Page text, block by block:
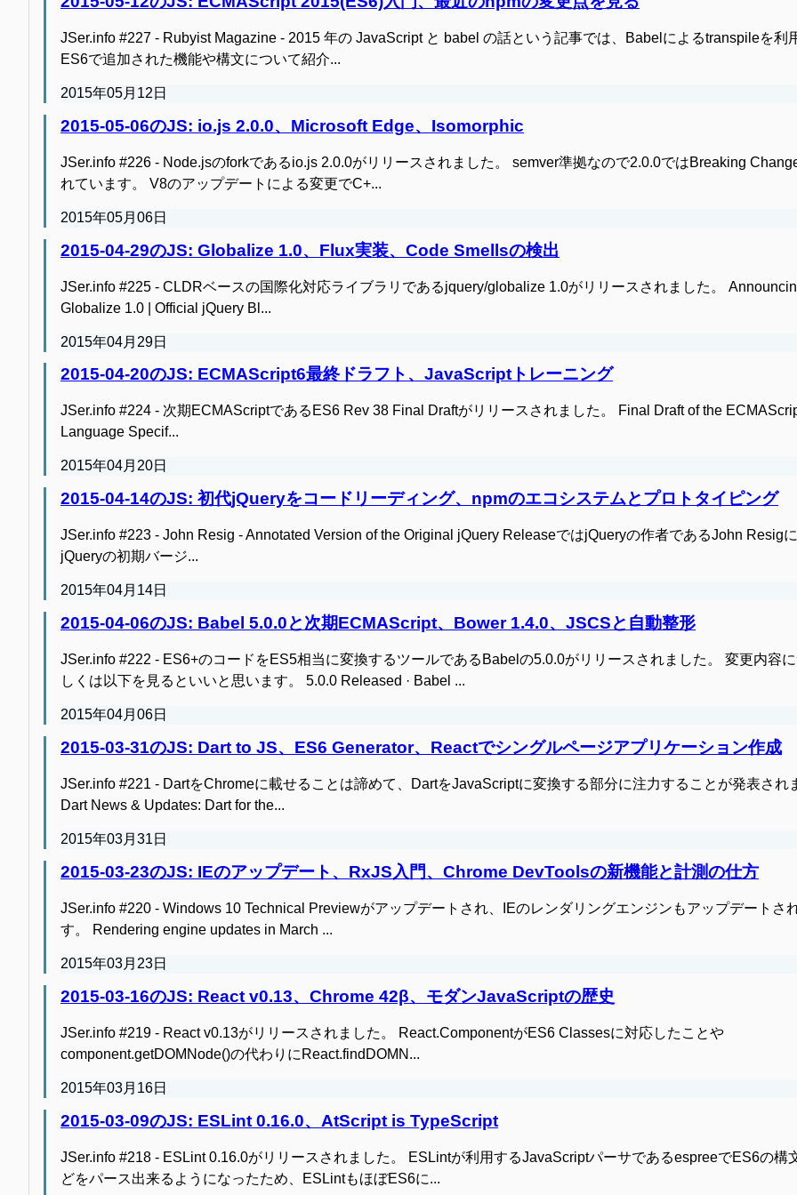
JSer.info #227 - Rubyist Magazine - 2015 年の JavaScript と babel の話という記事では、Babelによるtranspileを利
ES6で追加された機能や構文について紹介...
2015年05月12日
2015-05-06のJS: io.js 2.0.0、Microsoft Edge、Isomorphic
JSer.info #226 - Node.jsのforkであるio.js 2.0.0がリリースされました。 semver準拠なので2.0.0ではBreaking
れています。 V8のアップデートによる変更でC+...
2015年05月06日
2015-04-29のJS: Globalize 1.0、Flux実装、Code Smellsの検出
JSer.info #225 - CLDRベースの国際化対応ライブラリであるjquery/globalize 1.0がリリースされました。
Globalize 1.0 | Official jQuery Bl...
2015年04月29日
2015-04-20のJS: ECMAScript6最終ドラフト、JavaScriptトレーニング
JSer.info #224 - 次期ECMAScriptであるES6 Rev 38 Final Draftがリリースされました。 Final Draft of the
Language Specif...
2015年04月20日
2015-04-14のJS: 初代jQueryをコードリーディング、npmのエコシステムとプロトタイピング
JSer.info #223 - John Resig - Annotated Version of the Original jQuery ReleaseではjQueryの作者であるJohn Resig
jQueryの初期バージ...
2015年04月14日
2015-04-06のJS: Babel 5.0.0と次期ECMAScript、Bower 1.4.0、JSCSと自動整形
JSer.info #222 - ES6+のコードをES5相当に変換するツールであるBabelの5.0.0がリリースされました。 変更内容
しくは以下を見るといいと思います。 5.0.0 Released · Babel ...
2015年04月06日
2015-03-31のJS: Dart to JS、ES6 Generator、Reactでシングルページアプリケーション作成
JSer.info #221 - DartをChromeに載せることは諦めて、DartをJavaScriptに変換する部分に注力することが発表され
Dart News & Updates: Dart for the...
2015年03月31日
2015-03-23のJS: IEのアップデート、RxJS入門、Chrome DevToolsの新機能と計測の仕方
JSer.info #220 - Windows 10 Technical Previewがアップデートされ、IEのレンダリングエンジンもアップデートさ
す。 Rendering engine updates in March ...
2015年03月23日
2015-03-16のJS: React v0.13、Chrome 42β、モダンJavaScriptの歴史
JSer.info #219 - React v0.13がリリースされました。 React.ComponentがES6 Classesに対応したことや
component.getDOMNode()の代わりにReact.findDOMN...
2015年03月16日
2015-03-09のJS: ESLint 0.16.0、AtScript is TypeScript
JSer.info #218 - ESLint 0.16.0がリリースされました。 ESLintが利用するJavaScriptパーサであるespreeでES6の構
どをパース出来るようになったため、ESLintもほぼES6に...